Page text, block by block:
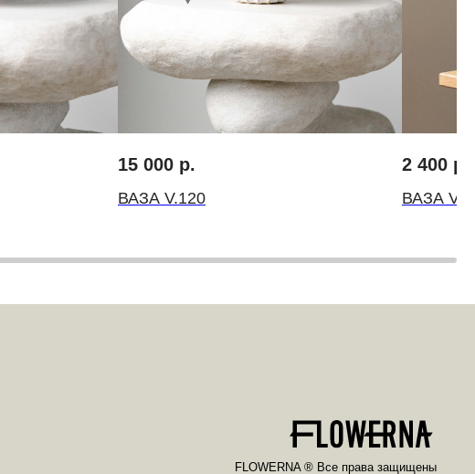
15 000 р.
ВАЗА V.120
2 400 р.
ВАЗА
FLOWERNA ® Все права защищены